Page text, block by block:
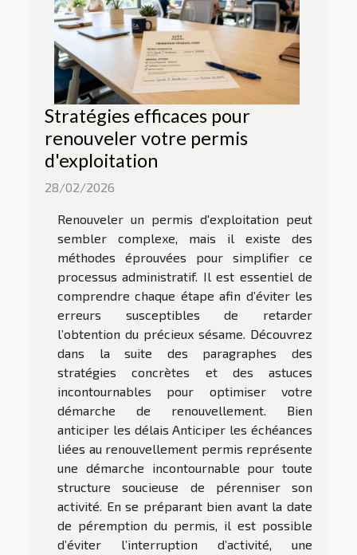
Stratégies efficaces pour
renouveler votre permis
d'exploitation
28/02/2026
Renouveler un permis d'exploitation peut
sembler complexe, mais il existe des
méthodes éprouvées pour simplifier ce
processus administratif. Il est essentiel de
comprendre chaque étape afin d’éviter les
erreurs susceptibles de retarder
l’obtention du précieux sésame. Découvrez
dans la suite des paragraphes des
stratégies concrètes et des astuces
incontournables pour optimiser votre
démarche de renouvellement. Bien
anticiper les délais Anticiper les échéances
liées au renouvellement permis représente
une démarche incontournable pour toute
structure soucieuse de pérenniser son
activité. En se préparant bien avant la date
de péremption du permis, il est possible
d’éviter l’interruption d’activité, une